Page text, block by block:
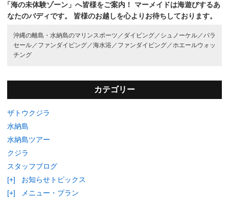
「海の未体験ゾーン」へ皆様をご案内！
マーメイドは海遊びするあ
なたのバディです。
皆様のお越しを心よりお待ちしております。
沖縄の離島・水納島のマリンスポーツ／ ダイビング／ シュノーケル／パラ
セール／ ファンダイビング／海水浴／ ファンダイビング／ホエールウォッ
チング
カテゴリー
ザトウクジラ
水納島
水納島ツアー
クジラ
スタッフブログ
[+]
お知らせトピックス
[+]
メニュー・プラン